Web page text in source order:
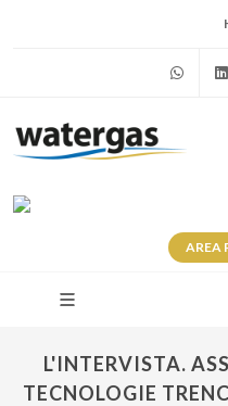
AREA
L'INTERVISTA.
TECNOLOGIE